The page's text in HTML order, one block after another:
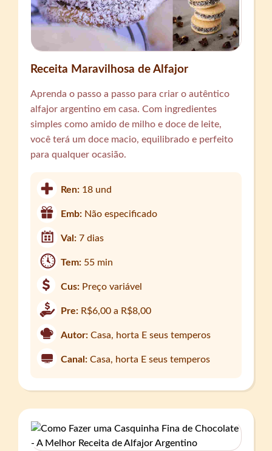
Receita Maravilhosa de Alfajor
Aprenda o passo a passo para criar o autêntico
alfajor argentino em casa. Com ingredientes
simples como amido de milho e doce de leite,
você terá um doce macio, equilibrado e perfeito
para qualquer ocasião.
Ren: 18 und
Emb: Não especificado
Val:7 dias
Tem: 55 min
Cus: Preço variável
Pre: R$6,00 a R$8,00
Autor: Casa, horta E seus temperos
Canal: Casa, horta E seus temperos